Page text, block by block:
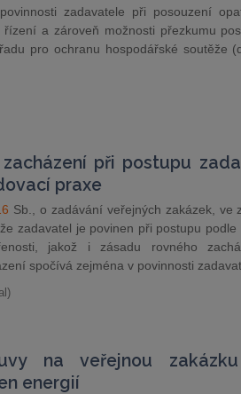
zadavatele při posouzení
a zároveň možnosti přezkumu
pro ochranu hospodářské soutěže
při postupu
praxe
Sb., o zadávání veřejných zakázek, ve
zadavatel je povinen při postupu
jakož i zásadu rovného
spočívá zejména v povinnosti
na veřejnou
energií